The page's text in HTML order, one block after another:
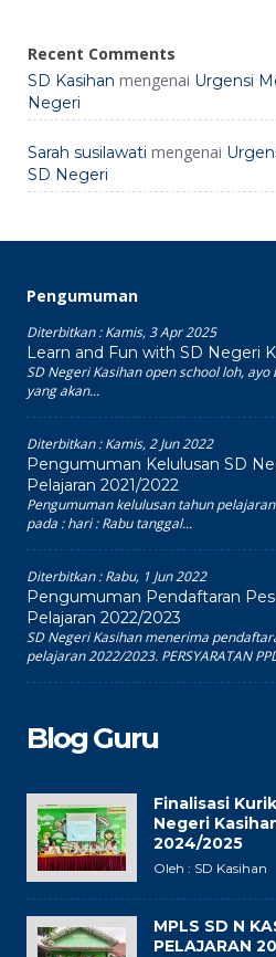
Recent Comments
SD Kasihan mengenai Urgensi
Negeri
Sarah susilawati mengenai
SD Negeri
Pengumuman
Diterbitkan :Kamis, 3 Apr 2025
Learn and Fun with SD Negeri
SD Negeri Kasihan open school loh,
yang akan...
Diterbitkan :Kamis, 2 Jun 2022
Pengumuman Kelulusan SD
Pelajaran 2021/2022
Pengumuman kelulusan tahun
pada : hari : Rabu tanggal...
Diterbitkan :Rabu, 1 Jun 2022
Pengumuman Pendaftaran
Pelajaran 2022/2023
SD Negeri Kasihan menerima
pelajaran 2022/2023. PERSYARATAN
Blog Guru
Finalisasi
Negeri
2024/2025
Oleh : SD Kasihan
MPLS SD N
PELAJARAN